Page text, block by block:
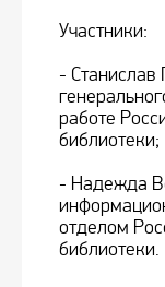
Участники:
- Станислав
работе
библиотеки;
- Надежда
отделом
библиотеки.